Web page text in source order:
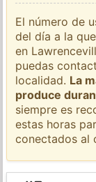
El número de
del día a la
en
puedas
localidad. La
produce
siempre es
estas horas
conectados al